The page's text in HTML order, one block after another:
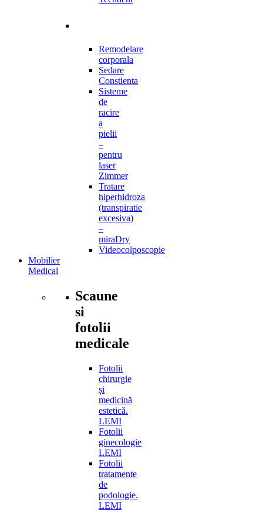
Remodelare
corporala
Sedare
Constienta
Sisteme
de
racire
a
pielii
–
pentru
laser
Zimmer
Tratare
hiperhidroza
(transpiratie
excesiva)
–
miraDry
Videocolposcopie
Mobilier
Medical
Scaune
si
fotolii
medicale
Fotolii
chirurgie
și
medicină
estetică.
LEMI
Fotolii
ginecologie
LEMI
Fotolii
tratamente
de
podologie.
LEMI